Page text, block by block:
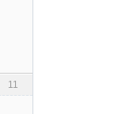
11